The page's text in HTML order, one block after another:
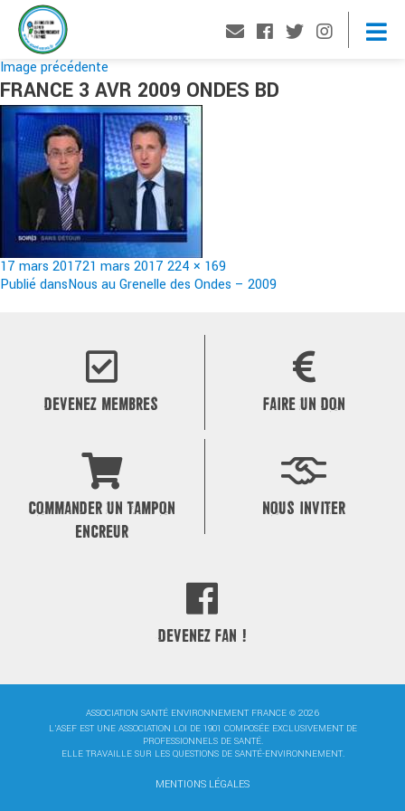
Image précédente
FRANCE 3 AVR 2009 ONDES BD
Publié
le
17 mars 201721 mars 2017 Taille
réelle
224 × 169
Navigation
Publié dansNous au Grenelle des Ondes – 2009
DEVENEZ MEMBRES FAIRE UN DON
COMMANDER UN TAMPON
ENCREUR
NOUS INVITER
DEVENEZ FAN !
ASSOCIATION SANTÉ ENVIRONNEMENT FRANCE © 2026
L'ASEF EST UNE ASSOCIATION LOI DE 1901 COMPOSÉE EXCLUSIVEMENT DE
PROFESSIONNELS DE SANTÉ.
ELLE TRAVAILLE SUR LES QUESTIONS DE SANTÉ-ENVIRONNEMENT.
MENTIONS LÉGALES